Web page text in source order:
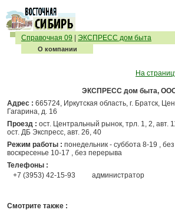
Справочная 09 ЭКСПРЕСС дом быта
О компании
На
ЭКСПРЕСС дом быта,
Адрес : 665724, Иркутская область, г. Братск,
Гагарина, д. 16
Проезд : ост. Центральный рынок, трл. 1, 2, авт.
ост. ДБ Экспресс, авт. 26, 40
Режим работы : понедельник - суббота 8-19 ,
воскресенье 10-17 , без перерыва
Телефоны :
+7 (3953) 42-15-93
администратор
Смотрите также :